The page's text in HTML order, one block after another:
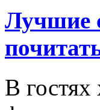
Лучшие
В